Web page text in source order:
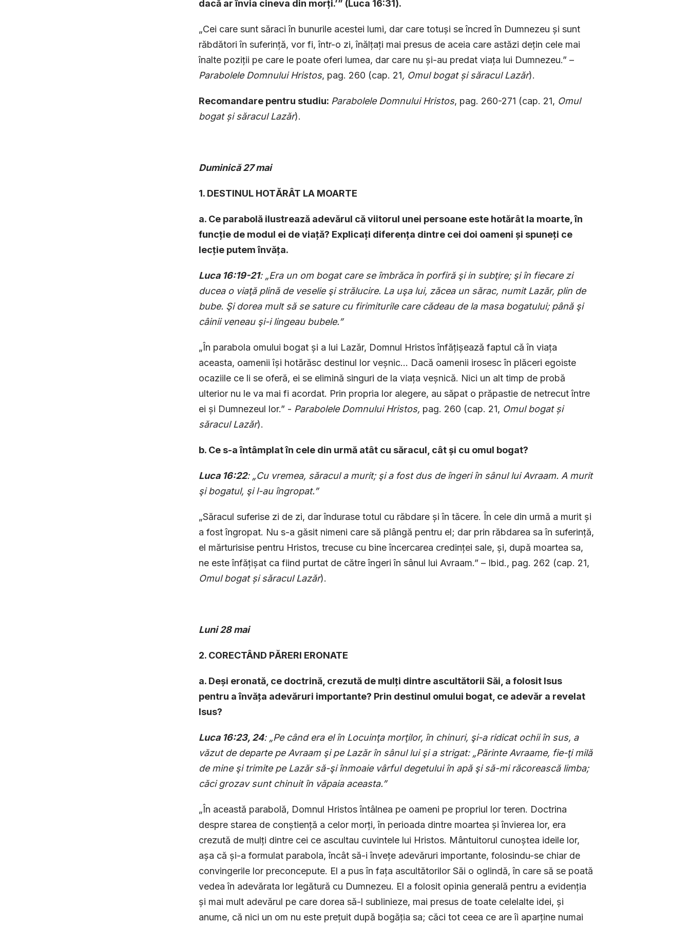
dacă ar învia cineva din morți.’” (Luca 16:31).
„Cei care sunt săraci în bunurile acestei lumi, dar care totuși se încred în Dumnezeu și sunt
răbdători în suferință, vor fi, într-o zi, înălțați mai presus de aceia care astăzi dețin cele mai
înalte poziții pe care le poate oferi lumea, dar care nu și-au predat viața lui Dumnezeu.” –
Parabolele Domnului Hristos, pag. 260 (cap. 21, Omul bogat și săracul Lazăr).
Recomandare pentru studiu: Parabolele Domnului Hristos, pag. 260-271 (cap. 21, Omul
bogat și săracul Lazăr).
Duminică27 mai
1. DESTINUL HOTĂRÂT LA MOARTE
a. Ce parabolă ilustrează adevărul că viitorul unei persoane este hotărât la moarte, în
funcție de modul ei de viață? Explicați diferența dintre cei doi oameni și spuneți ce
lecție putem învăța.
Luca 16:19-21: „Era un om bogat care se îmbrăca în porfiră şi in subţire; şi în fiecare zi
ducea o viaţă plină de veselie şi strălucire. La uşa lui, zăcea un sărac, numit Lazăr, plin de
bube. Şi dorea mult să se sature cu firimiturile care cădeau de la masa bogatului; până şi
câinii veneau şi-i lingeau bubele.”
„În parabola omului bogat și a lui Lazăr, Domnul Hristos înfățișează faptul că în viața
aceasta, oamenii își hotărăsc destinul lor veșnic... Dacă oamenii irosesc în plăceri egoiste
ocaziile ce li se oferă, ei se elimină singuri de la viața veșnică. Nici un alt timp de probă
ulterior nu le va mai fi acordat. Prin propria lor alegere, au săpat o prăpastie de netrecut între
ei și Dumnezeul lor.” - Parabolele Domnului Hristos, pag. 260 (cap. 21, Omul bogat și
săracul Lazăr).
b. Ce s-a întâmplat în cele din urmă atât cu săracul, cât și cu omul bogat?
Luca 16:22: „Cu vremea, săracul a murit; şi a fost dus de îngeri în sânul lui Avraam. A murit
şi bogatul, şi l-au îngropat.”
„Săracul suferise zi de zi, dar îndurase totul cu răbdare și în tăcere. În cele din urmă a murit și
a fost îngropat. Nu s-a găsit nimeni care să plângă pentru el; dar prin răbdarea sa în suferință,
el mărturisise pentru Hristos, trecuse cu bine încercarea credinței sale, și, după moartea sa,
ne este înfățișat ca fiind purtat de către îngeri în sânul lui Avraam.” – Ibid., pag. 262 (cap. 21,
Omul bogat și săracul Lazăr).
Luni28 mai
2. CORECTÂND PĂRERI ERONATE
a. Deși eronată, ce doctrină, crezută de mulți dintre ascultătorii Săi, a folosit Isus
pentru a învăța adevăruri importante? Prin desti­nul omului bogat, ce adevăr a revelat
Isus?
Luca 16:23, 24: „Pe când era el în Locuinţa morţilor, în chinuri, şi-a ridicat ochii în sus, a
văzut de departe pe Avraam şi pe Lazăr în sânul lui şi a strigat: „Părinte Avraame, fie-ţi milă
de mine şi trimite pe Lazăr să-şi înmoaie vârful degetului în apă şi să-mi răcorească limba;
căci grozav sunt chinuit în văpa­ia aceasta.”
„În această parabolă, Domnul Hristos întâlnea pe oameni pe propriul lor teren. Doctrina
despre starea de conștiență a celor morți, în perioada dintre moartea și învierea lor, era
crezută de mulți dintre cei ce ascultau cuvintele lui Hristos. Mân­tuitorul cunoștea ideile lor,
așa că și-a formulat parabola, încât să-i învețe adevăruri importante, folosindu-se chiar de
convingerile lor preconcepute. El a pus în fața ascultătorilor Săi o oglindă, în care să se poată
vedea în adevărata lor legătură cu Dumnezeu. El a folosit opinia generală pentru a evidenția
și mai mult adevărul pe care dorea să-l sublinieze, mai presus de toate celelalte idei, și
anume, că nici un om nu este prețuit după bogăția sa; căci tot ceea ce are îi aparține numai